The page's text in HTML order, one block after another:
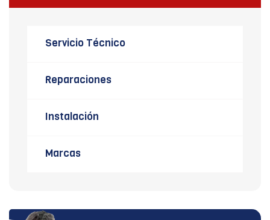
Servicio Técnico
Reparaciones
Instalación
Marcas